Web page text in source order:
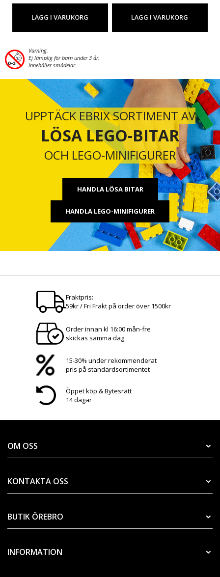
LÄGG I VARUKORG LÄGG I VARUKORG
Varning.
Ej lämplig för barn under 3 år.
Innehåller smådelar.
UPPTÄCK EBRIX SORTIMENT AV
LÖSA LEGO-BITAR
OCH LEGO-MINIFIGURER
HANDLA LÖSA BITAR
HANDLA LEGO-MINIFIGURER
Fraktpris:
59kr / Fri Frakt på order över 1500kr
Order innan kl 16:00 mån-fre
skickas samma dag
15-30% under rekommenderat
pris på standardsortimentet
Öppet köp & Bytesrätt
14 dagar
OM OSS
KONTAKTA OSS
BUTIK ÖREBRO
INFORMATION